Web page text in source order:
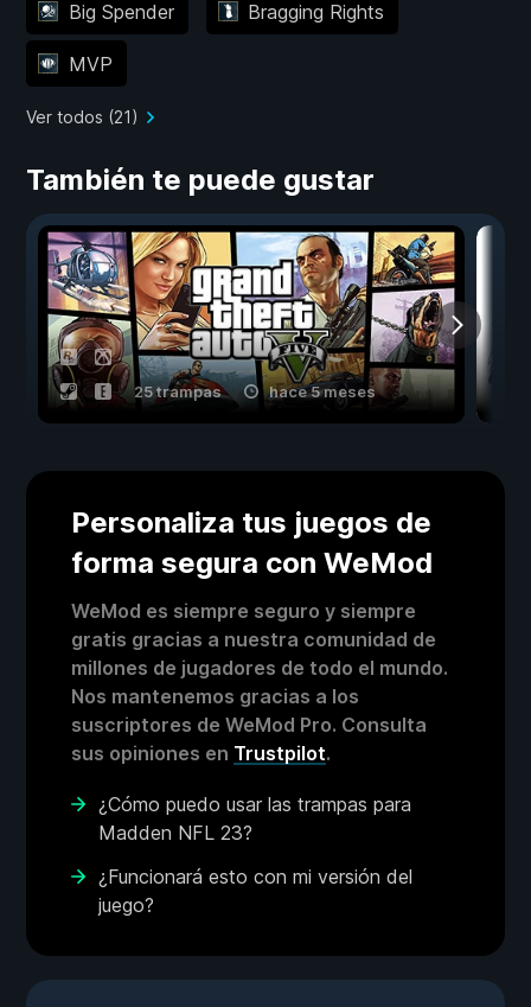
Big Spender Bragging Rights
MVP
Ver todos (21)
También te puede gustar
25 trampas hace 5 meses
Personaliza tus juegos de
forma segura con WeMod
WeMod es siempre seguro y siempre
gratis gracias a nuestra comunidad de
millones de jugadores de todo el mundo.
Nos mantenemos gracias a los
suscriptores de WeMod Pro. Consulta
sus opiniones en Trustpilot.
¿Cómo puedo usar las trampas para
Madden NFL 23?
¿Funcionará esto con mi versión del
juego?